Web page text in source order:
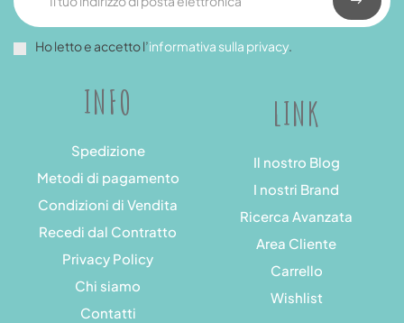
INFO
Spedizione
Metodi di pagamento
Condizioni di Vendita
Recedi dal Contratto
Privacy Policy
Chi siamo
Contatti
LINK
Il nostro Blog
I nostri Brand
Ricerca Avanzata
Area Cliente
Carrello
Wishlist
Ho letto e accetto l’informativa sulla privacy.